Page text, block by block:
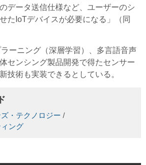
データ送信仕様など、ユーザーのシ
たIoTデバイスが必要になる」（同
ーニング（深層学習）、多言語音声
センシング製品開発で得たセンサー
技術も実装できるとしている。
・テクノロジー /
ング